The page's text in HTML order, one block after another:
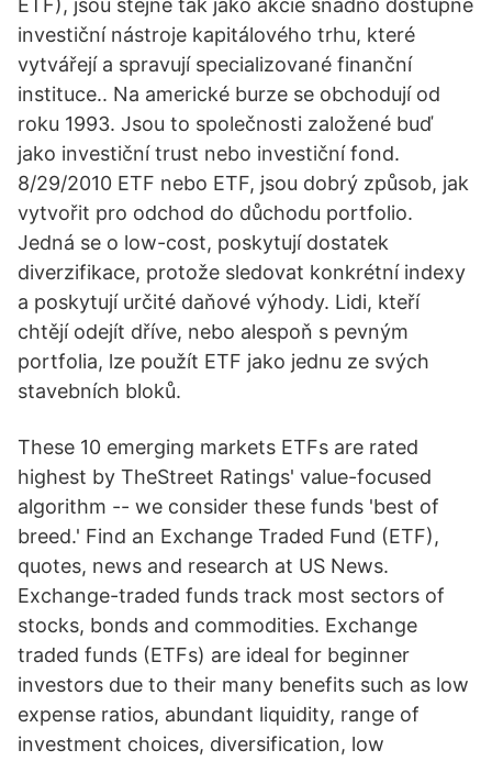
ETF), jsou stejně tak jako akcie snadno dostupné
investiční nástroje kapitálového trhu, které
vytvářejí a spravují specializované finanční
instituce.. Na americké burze se obchodují od
roku 1993. Jsou to společnosti založené buď
jako investiční trust nebo investiční fond.
8/29/2010 ETF nebo ETF, jsou dobrý způsob, jak
vytvořit pro odchod do důchodu portfolio.
Jedná se o low-cost, poskytují dostatek
diverzifikace, protože sledovat konkrétní indexy
a poskytují určité daňové výhody. Lidi, kteří
chtějí odejít dříve, nebo alespoň s pevným
portfolia, lze použít ETF jako jednu ze svých
stavebních bloků.
These 10 emerging markets ETFs are rated
highest by TheStreet Ratings' value-focused
algorithm -- we consider these funds 'best of
breed.' Find an Exchange Traded Fund (ETF),
quotes, news and research at US News.
Exchange-traded funds track most sectors of
stocks, bonds and commodities. Exchange
traded funds (ETFs) are ideal for beginner
investors due to their many benefits such as low
expense ratios, abundant liquidity, range of
investment choices, diversification, low